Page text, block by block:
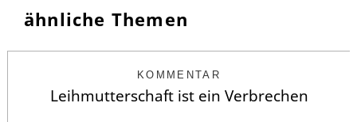
ähnliche Themen
KOMMENTAR
Leihmutterschaft ist ein Verbrechen